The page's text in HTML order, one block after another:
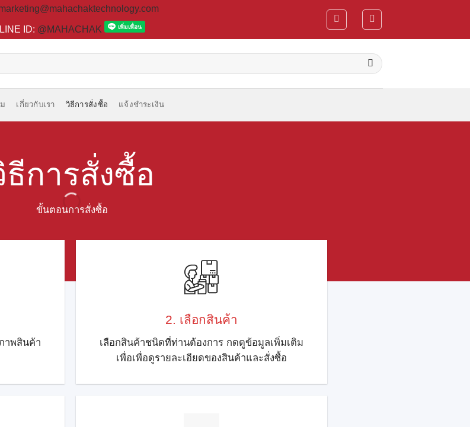
LINE ID: @MAHACHAK
เกี่ยวกับเรา วิธีการสั่งซื้อ แจ้งชำระเงิน
ธีการสั่งซื้อ
ขั้นตอนการสั่งซื้อ
าพสินค้า
2. เลือกสินค้า
เลือกสินค้าชนิดที่ท่านต้องการ กดดูข้อมูลเพิ่มเติม
เพื่อเพื่อดูรายละเอียดของสินค้าและสั่งซื้อ